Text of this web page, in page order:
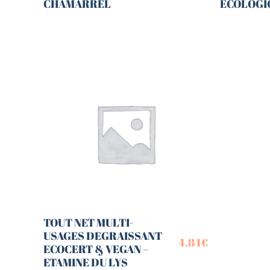
CHAMARREL
TOUT NET MULTI-
USAGES DEGRAISSANT
ECOCERT & VEGAN –
ETAMINE DU LYS
4,84€